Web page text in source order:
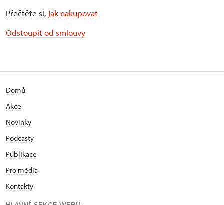
Přečtěte si, jak nakupovat
Odstoupit od smlouvy
Domů
Akce
Novinky
Podcasty
Publikace
Pro média
Kontakty